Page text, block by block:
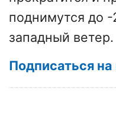
поднимутся до
западный ветер.
Подписаться